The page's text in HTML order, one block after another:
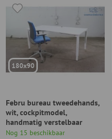
180x90
Febru bureau tweedehands,
wit, cockpitmodel,
handmatig verstelbaar
Nog 15 beschikbaar